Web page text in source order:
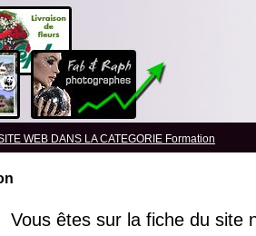
WEB DANS LA CATEGORIE Formation
Vous êtes sur la fiche du site